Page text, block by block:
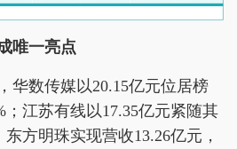
唯一亮点
华数传媒以20.15亿元位居榜
；江苏有线以17.35亿元紧随其
方明珠实现营收13.26亿元，